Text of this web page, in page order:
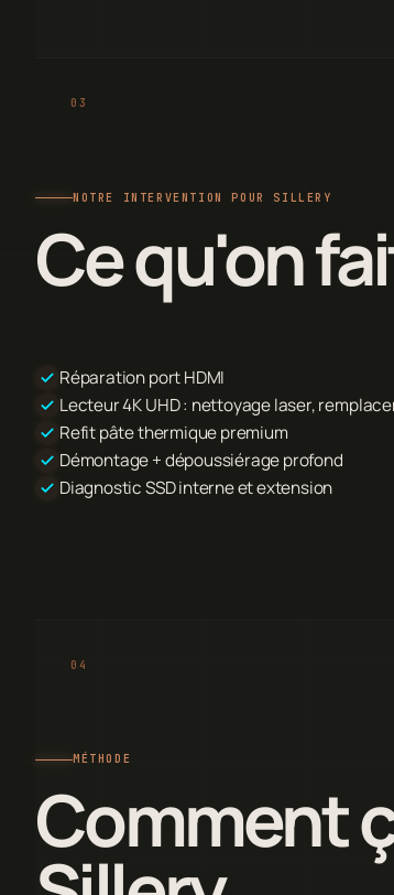
NOTRE INTERVENTION POUR SILLERY
Ce qu'on
Réparation port HDMI
Lecteur 4K UHD : nettoyage laser,
Refit pâte thermique premium
Démontage + dépoussiérage profond
Diagnostic SSD interne et extension
MÉTHODE
Comment